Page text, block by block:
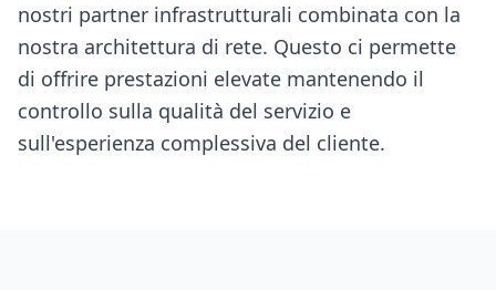
nostri partner infrastrutturali combinata con la
nostra architettura di rete. Questo ci permette
di offrire prestazioni elevate mantenendo il
controllo sulla qualità del servizio e
sull'esperienza complessiva del cliente.